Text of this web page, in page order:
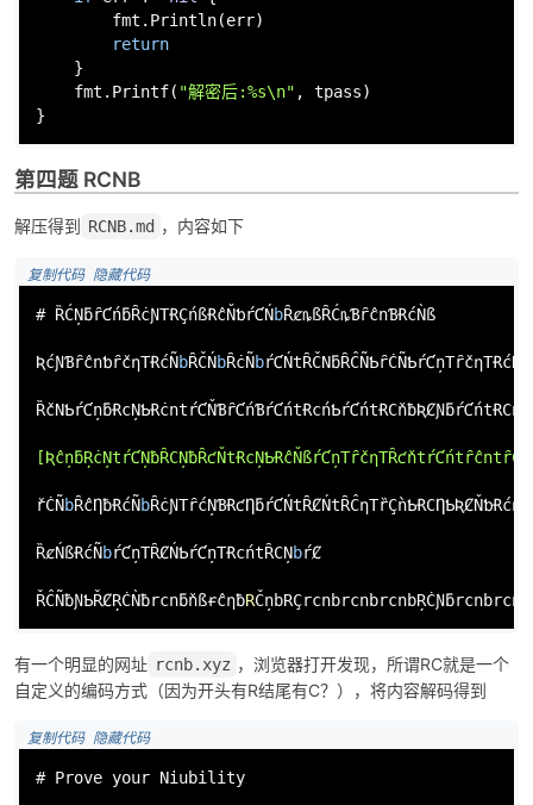
fmt.Println(err)
return
}
fmt.Printf( "解密后:%s\n" , tpass)
}
第四题 RCNB
解压得到 RCNB.md ，内容如下
复制代码 隐藏代码
# ȐĆŅƃȓƇńƃȒċƝTɌÇńßɌĉŇƅŕƇŃbȒȼȵßȒĆȵƁȓĉnƁɌćǸß
ƦćƝƁȓĉnƅȓčƞTɌćÑbȒČŃbȒċÑbŕƇŃtȒČNƃȒĈÑƄȓĊÑƄŕƇņTȓčƞTɌćÑ
řĊÑbȒĉȠƀɌćÑbȒċƝTȓćŅƁɌƈȠƃŕƇŃtȒȻŃtȒĈƞTȑÇǹƄɌCȠƄƦȻŇƅɌćƞ
ȐȼŃßɌćÑbŕƇņTȒȻŃƄŕƇņTɌcńtȒCŅbŕȻ
ŘĈÑƀƝƄŘȻŖĊǸƀrcnƃňßɍĉƞƀR
有一个明显的网址 rcnb.xyz ，浏览器打开发现，所谓RC就是一个
自定义的编码方式（因为开头有R结尾有C？），将内容解码得到
复制代码 隐藏代码
# Prove your Niubility